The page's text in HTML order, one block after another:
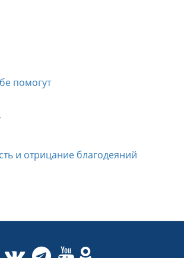
помогут
и отрицание благодеяний